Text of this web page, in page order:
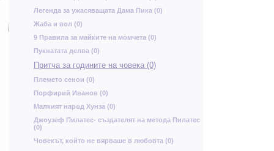
ш
е
и
ь
к
н
ь
Легенда за ужасяващата Дама Пика (0)
Жаба и вол (0)
9 Правила за майките на момчета (0)
Пукнатата делва (0)
Притча за годините на човека (0)
Племето сенои (0)
Порфирий Иванов (0)
Малкият народ Хунза (0)
Джоузеф Пилатес- създателят на метода Пилатес
(0)
Човекът, който не вярваше в любовта (0)